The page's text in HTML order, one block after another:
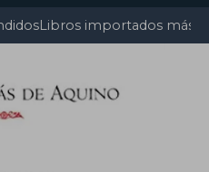
Libros importados más